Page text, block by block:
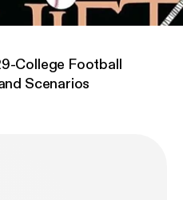
Olympics, MLB Hot Stove, NBA All-
Weekend
College Football
Scenarios